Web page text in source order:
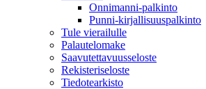
Onnimanni-palkinto
Punni-kirjallisuuspalkinto
Tule vierailulle
Palautelomake
Saavutettavuusseloste
Rekisteriseloste
Tiedotearkisto